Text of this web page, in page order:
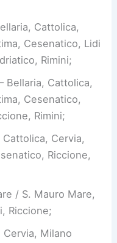
Cattolica,
Cesenatico, Lidi
Rimini;
Bellaria, Cattolica,
Cesenatico,
Rimini;
Cervia,
Riccione,
/ S. Mauro Mare,
Riccione;
Milano